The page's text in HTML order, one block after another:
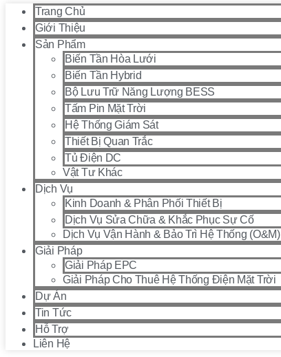
Trang Chủ
Giới Thiệu
Sản Phẩm
Biến Tần Hòa Lưới
Biến Tần Hybrid
Bộ Lưu Trữ Năng Lượng BESS
Tấm Pin Mặt Trời
Hệ Thống Giám Sát
Thiết Bị Quan Trắc
Tủ Điện DC
Vật Tư Khác
Dịch Vụ
Kinh Doanh & Phân Phối Thiết Bị
Dịch Vụ Sửa Chữa & Khắc Phục Sự Cố
Dịch Vụ Vận Hành & Bảo Trì Hệ Thống (O&M)
Giải Pháp
Giải Pháp EPC
Giải Pháp Cho Thuê Hệ Thống Điện Mặt Trời
Dự Án
Tin Tức
Hỗ Trợ
Liên Hệ